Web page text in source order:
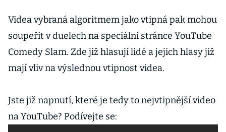
Videa vybraná algoritmem jako vtipná pak mohou
soupeřit v duelech na speciální stránce YouTube
Comedy Slam. Zde již hlasují lidé a jejich hlasy již
mají vliv na výslednou vtipnost videa.
Jste již napnutí, které je tedy to nejvtipnější video
na YouTube? Podívejte se: